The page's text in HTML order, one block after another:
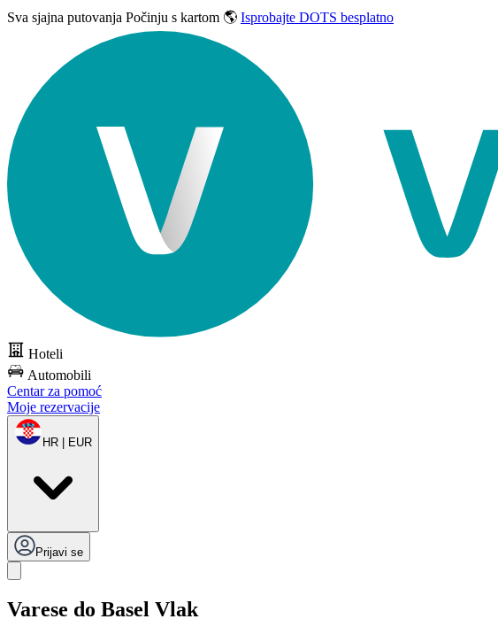
Sva sjajna putovanja Počinju s kartom 🌎 Isprobajte DOTS besplatno
Hoteli
Automobili
Centar za pomoć
Moje rezervacije
HR | EUR
Prijavi se
Varese do Basel Vlak